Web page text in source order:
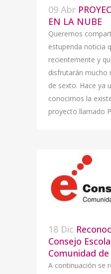
09 Abr
EN LA NUBE
Queremos
estupenda noticia
recientemente y
disfrutarán mucho
de sexto. Hace ya
conocimos la
proyecto llamado
18 Dic
Consejo
Comunidad
A continuación se